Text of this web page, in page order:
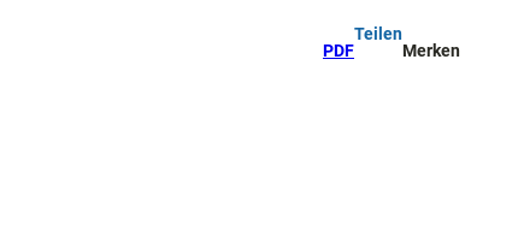
PDF
Teilen
Merken